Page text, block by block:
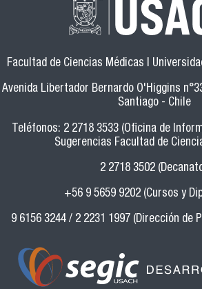
Facultad de Ciencias Médicas |
Avenida Libertador Bernardo O'Higgins
Santiago - Chile
Teléfonos: 2 2718 3533 (Oficina de
Sugerencias Facultad de
2 2718 3502
+56 9 5659 9202 (Cursos y
9 6156 3244 / 2 2231 1997 (Dirección de